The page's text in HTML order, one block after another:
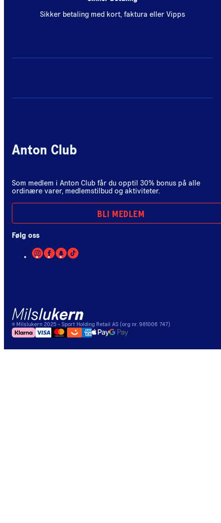
Sikker betaling med kort, faktura eller Vipps
Anton Club
Som medlem i Anton Club får du opptil 30% bonus på alle
ordinære varer, medlemstilbud og aktiviteter.
BLI MEDLEM
Følg oss
© Milslukern 2025 - Sport Holding Retail AS (org nr. 981006 747)